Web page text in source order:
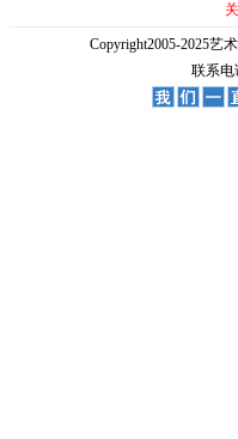
Copyright2005-2025艺
联系电